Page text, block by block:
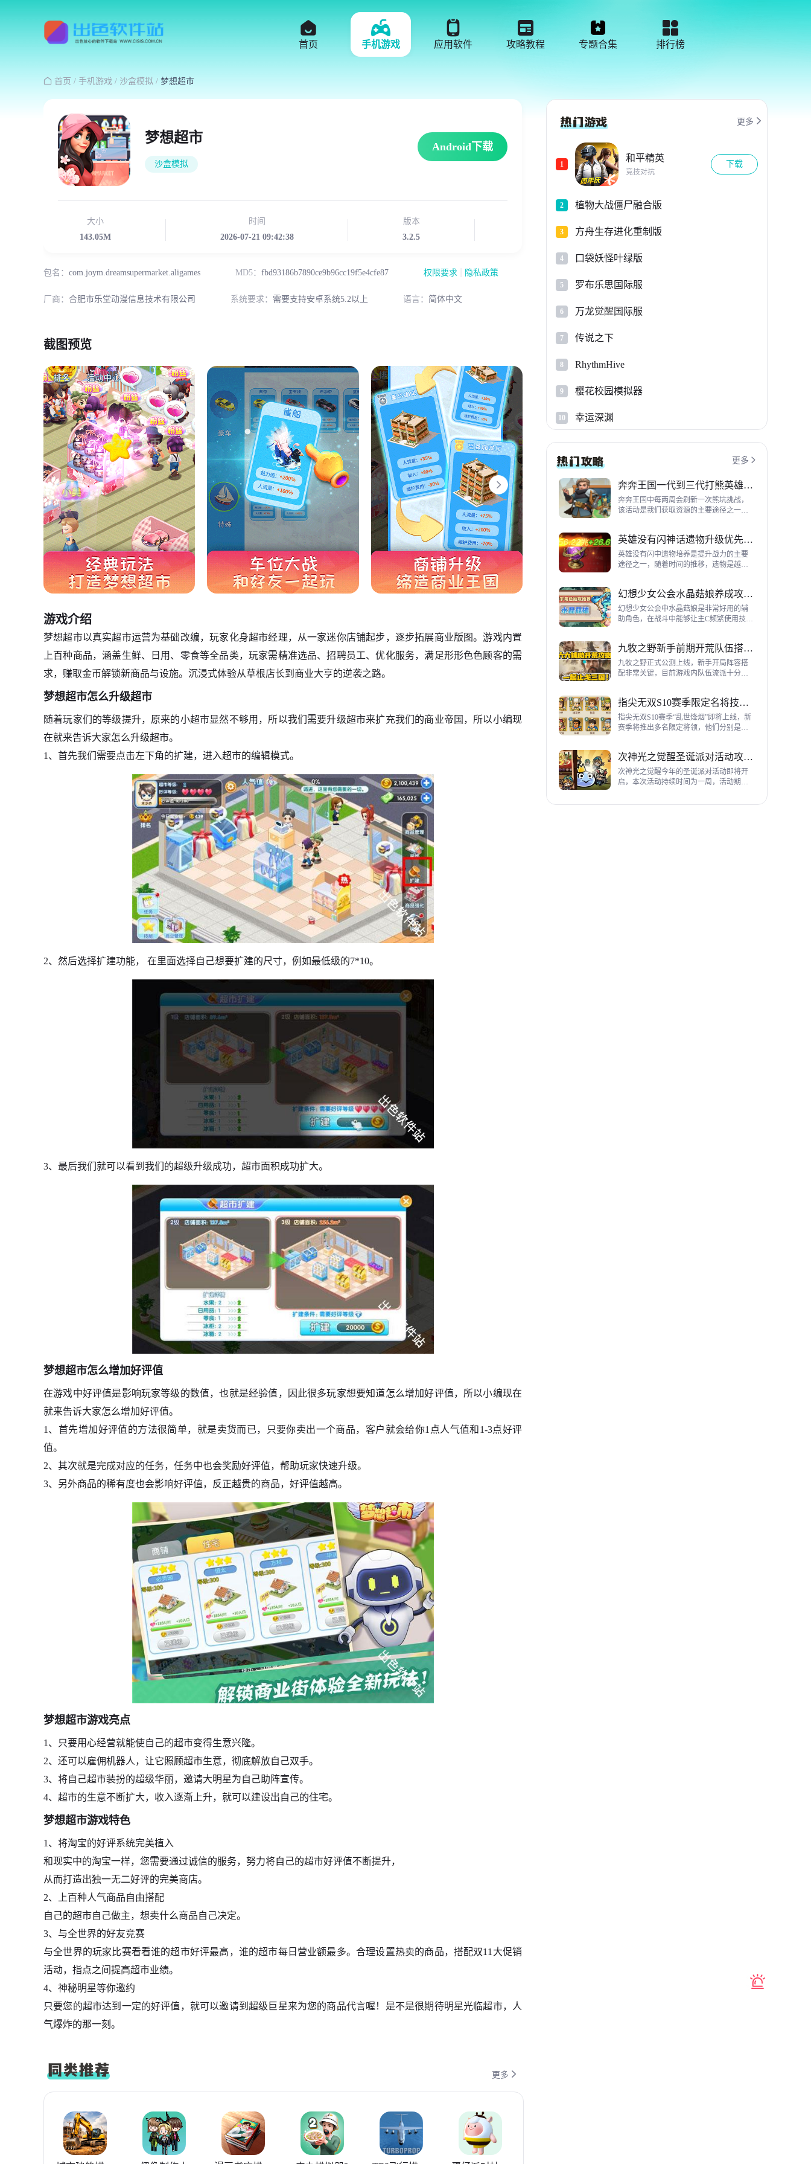
首页 手机游戏 应用软件 攻略教程 专题合集 排行榜
 首页 / 手机游戏 / 沙盒模拟 / 梦想超市
梦想超市
沙盒模拟
Android下载
大小
143.05M
时间
2026-07-21 09:42:38
版本
3.2.5
包名： com.joym.dreamsupermarket.aligames MD5： fbd93186b7890ce9b96cc19f5e4cfe87 权限要求 隐私政策
厂商： 合肥市乐堂动漫信息技术有限公司 系统要求： 需要支持安卓系统5.2以上 语言： 简体中文
截图预览
游戏介绍
梦想超市以真实超市运营为基础改编，玩家化身超市经理，从一家迷你店铺起步，逐步拓展商业版图。游戏内置
上百种商品，涵盖生鲜、日用、零食等全品类，玩家需精准选品、招聘员工、优化服务，满足形形色色顾客的需
求，赚取金币解锁新商品与设施。沉浸式体验从草根店长到商业大亨的逆袭之路。
梦想超市怎么升级超市
随着玩家们的等级提升，原来的小超市显然不够用，所以我们需要升级超市来扩充我们的商业帝国，所以小编现
在就来告诉大家怎么升级超市。
1、首先我们需要点击左下角的扩建，进入超市的编辑模式。
2、然后选择扩建功能， 在里面选择自己想要扩建的尺寸，例如最低级的7*10。
3、最后我们就可以看到我们的超级升级成功，超市面积成功扩大。
梦想超市怎么增加好评值
在游戏中好评值是影响玩家等级的数值，也就是经验值，因此很多玩家想要知道怎么增加好评值，所以小编现在
就来告诉大家怎么增加好评值。
1、首先增加好评值的方法很简单，就是卖货而已，只要你卖出一个商品，客户就会给你1点人气值和1-3点好评
值。
2、其次就是完成对应的任务，任务中也会奖励好评值，帮助玩家快速升级。
3、另外商品的稀有度也会影响好评值，反正越贵的商品，好评值越高。
梦想超市游戏亮点
1、只要用心经营就能使自己的超市变得生意兴隆。
2、还可以雇佣机器人，让它照顾超市生意，彻底解放自己双手。
3、将自己超市装扮的超级华丽，邀请大明星为自己助阵宣传。
4、超市的生意不断扩大，收入逐渐上升，就可以建设出自己的住宅。
梦想超市游戏特色
1、将淘宝的好评系统完美植入
和现实中的淘宝一样，您需要通过诚信的服务，努力将自己的超市好评值不断提升，
从而打造出独一无二好评的完美商店。
2、上百种人气商品自由搭配
自己的超市自己做主，想卖什么商品自己决定。
3、与全世界的好友竞赛
与全世界的玩家比赛看看谁的超市好评最高，谁的超市每日营业额最多。合理设置热卖的商品，搭配双11大促销
活动，指点之间提高超市业绩。
4、神秘明星等你邀约
只要您的超市达到一定的好评值，就可以邀请到超级巨星来为您的商品代言喔！是不是很期待明星光临超市，人
气爆炸的那一刻。
更多 
更多 
1
和平精英
竞技对抗
下载
2 植物大战僵尸融合版
3 方舟生存进化重制版
4 口袋妖怪叶绿版
5 罗布乐思国际服
6 万龙觉醒国际服
7 传说之下
8 RhythmHive
9 樱花校园模拟器
10 幸运深渊
更多 
奔奔王国一代到三代打熊英雄推荐
奔奔王国中每两周会刷新一次熊坑挑战，
该活动是我们获取资源的主要途径之一，
到三代打熊英雄选择建议，各位参考一
下。
英雄没有闪神话遗物升级优先级指南
英雄没有闪中遗物培养是提升战力的主要
途径之一，随着时间的推移，遗物是越来
神话遗物升级优先级建议。
幻想少女公会水晶菇娘养成攻略详解
幻想少女公会中水晶菇娘是非常好用的辅
助角色，在战斗中能够让主C频繁使用技
成全方位指南，大家来看看吧。
九牧之野新手前期开荒队伍搭配指南
九牧之野正式公测上线，新手开局阵容搭
配非常关键，目前游戏内队伍流派十分丰
前期开荒阵容搭配详细攻略。
指尖无双S10赛季限定名将技能一览
指尖无双S10赛季“乱世烽烟”即将上线，新
赛季将推出多名限定将领，他们分别是：
了解一下吧。
次神光之觉醒圣诞派对活动攻略指南
次神光之觉醒今年的圣诞派对活动即将开
启，本次活动持续时间为一周，活动期间
来提升活动等级领取对应奖励，下面为大